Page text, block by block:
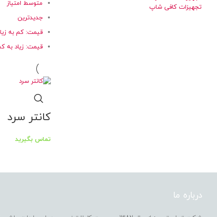
تجهیزات کافی شاپ
متوسط امتیاز
جدیدترین
قیمت: کم به
قیمت: زیاد به
کانتر سرد
تماس بگیرید
درباره ما